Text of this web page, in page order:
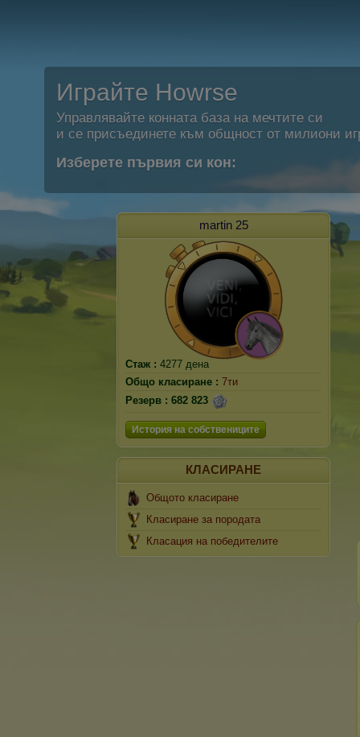
Играйте Howrse
Управлявайте конната база на мечтите си
и се присъединете към общност от милиони
Изберете първия си кон:
martin 25
Стаж : 4277 дена
Общо класиране : 7ти
Резерв : 682 823
История на собствениците
КЛАСИРАНЕ
Общото класиране
Класиране за породата
Класация на победителите